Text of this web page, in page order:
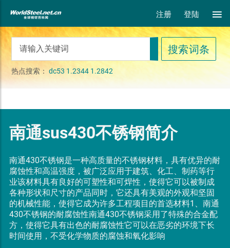
注册 登陆
热点搜索：dc53 1.2344 1.2842
南通sus430不锈钢简介
南通430不锈钢是一种高质量的不锈钢材料，具有优异的耐
腐蚀性和高温强度，被广泛应用于建筑、化工、制药等行
业该材料具有良好的可塑性和可焊性，使得它可以被制成
各种形状和尺寸的产品同时，它还具有美观的外观和坚固
的机械性能，使得它成为许多工程项目的首选材料1、南通
430不锈钢的耐腐蚀性南通430不锈钢采用了特殊的合金配
方，使得它具有出色的耐腐蚀性它可以在恶劣的环境下长
时间使用，不受化学物质的腐蚀和氧化影响